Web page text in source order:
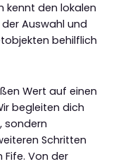
kennt den lokalen
Auswahl und
behilflich
Wert auf einen
begleiten dich
sondern
Schritten
Fife. Von der